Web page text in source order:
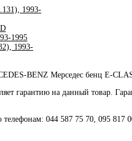
1993-
1995
1993-
BENZ Мерседес бенц E-
гарантию на данный товар.
044 587 75 70, 095 817